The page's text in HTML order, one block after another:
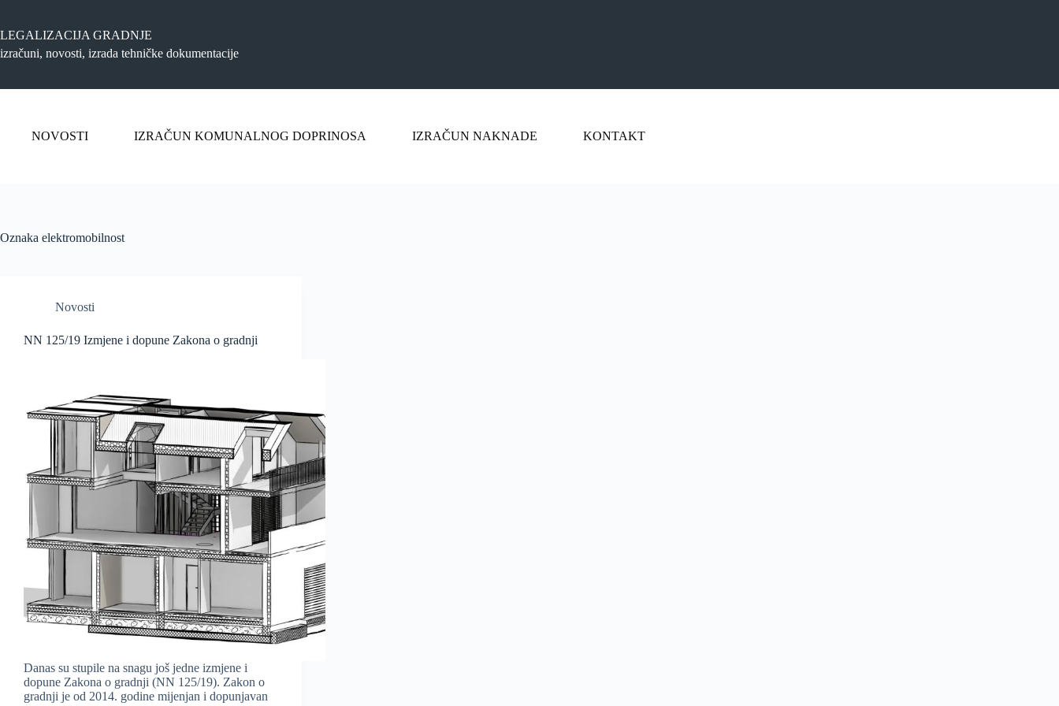
sadržaj
LEGALIZACIJA GRADNJE
izračuni, novosti, izrada tehničke dokumentacije
NOVOSTI IZRAČUN KOMUNALNOG DOPRINOSA IZRAČUN NAKNADE KONTAKT
Oznaka elektromobilnost
Novosti
NN 125/19 Izmjene i dopune Zakona o gradnji
Danas su stupile na snagu još jedne izmjene i
dopune Zakona o gradnji (NN 125/19). Zakon o
gradnji je od 2014. godine mijenjan i dopunjavan